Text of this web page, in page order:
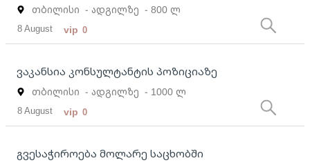
თბილისი - ადგილზე - 800 ლ
8 August vip 0
ვაკანსია კონსულტანტის პოზიციაზე
თბილისი - ადგილზე - 1000 ლ
8 August vip 0
გვესაჭიროება მოლარე საცხობში